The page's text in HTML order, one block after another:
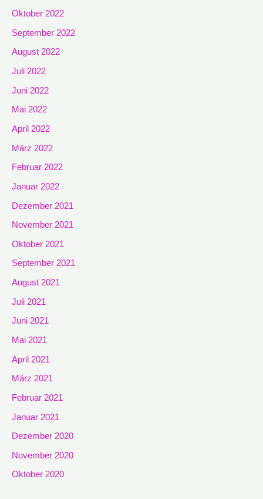
Oktober 2022
September 2022
August 2022
Juli 2022
Juni 2022
Mai 2022
April 2022
März 2022
Februar 2022
Januar 2022
Dezember 2021
November 2021
Oktober 2021
September 2021
August 2021
Juli 2021
Juni 2021
Mai 2021
April 2021
März 2021
Februar 2021
Januar 2021
Dezember 2020
November 2020
Oktober 2020